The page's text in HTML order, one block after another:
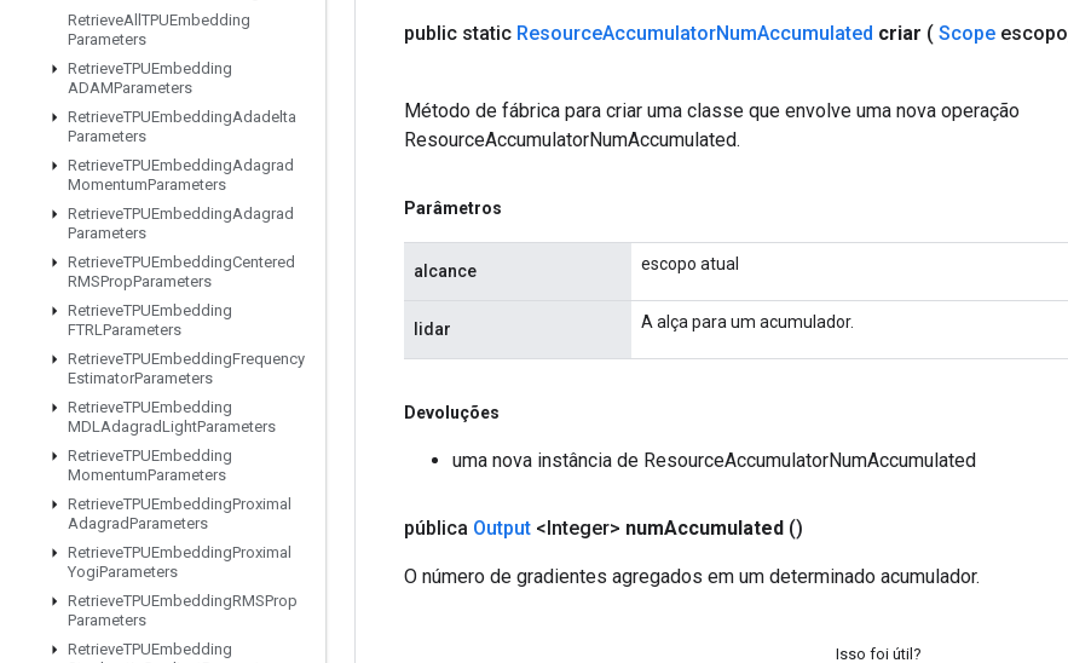
RetrieveAll TPUEmbedding
Parameters
RetrieveTPUEmbedding
ADAMParameters
RetrieveTPUEmbeddingAdadelta
Parameters
RetrieveTPUEmbeddingAdagrad
MomentumParameters
RetrieveTPUEmbeddingAdagrad
Parameters
RetrieveTPUEmbeddingCentered
RMSPropParameters
RetrieveTPUEmbedding
FTRLParameters
RetrieveTPUEmbeddingFrequency
EstimatorParameters
RetrieveTPUEmbedding
MDLAdagradLightParameters
RetrieveTPUEmbedding
MomentumParameters
RetrieveTPUEmbeddingProximal
AdagradParameters
RetrieveTPUEmbeddingProximal
YogiParameters
RetrieveTPUEmbeddingRMSProp
Parameters
RetrieveTPUEmbedding
public static ResourceAccumulatorNumAccumulated criar ( Scope escopo
Método de fábrica para criar uma classe que envolve uma nova operação
ResourceAccumulatorNumAccumulated.
Parâmetros
alcance escopo atual
lidar A alça para um acumulador.
Devoluções
uma nova instância de ResourceAccumulatorNumAccumulated
pública Output <Integer> numAccumulated ()
O número de gradientes agregados em um determinado acumulador.
Isso foi útil?